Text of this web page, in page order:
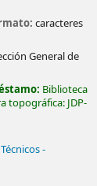
caracteres
General de
Biblioteca
topográfica: JDP-
-